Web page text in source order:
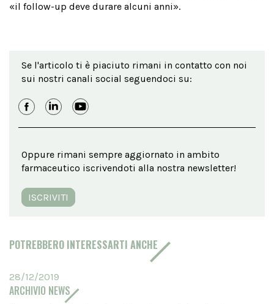
«il follow-up deve durare alcuni anni».
Se l'articolo ti è piaciuto rimani in contatto con noi
sui nostri canali social seguendoci su:
Oppure rimani sempre aggiornato in ambito
farmaceutico iscrivendoti alla nostra newsletter!
ISCRIVITI
POTREBBERO INTERESSARTI ANCHE
28/12/2019
ARCHIVIO NEWS